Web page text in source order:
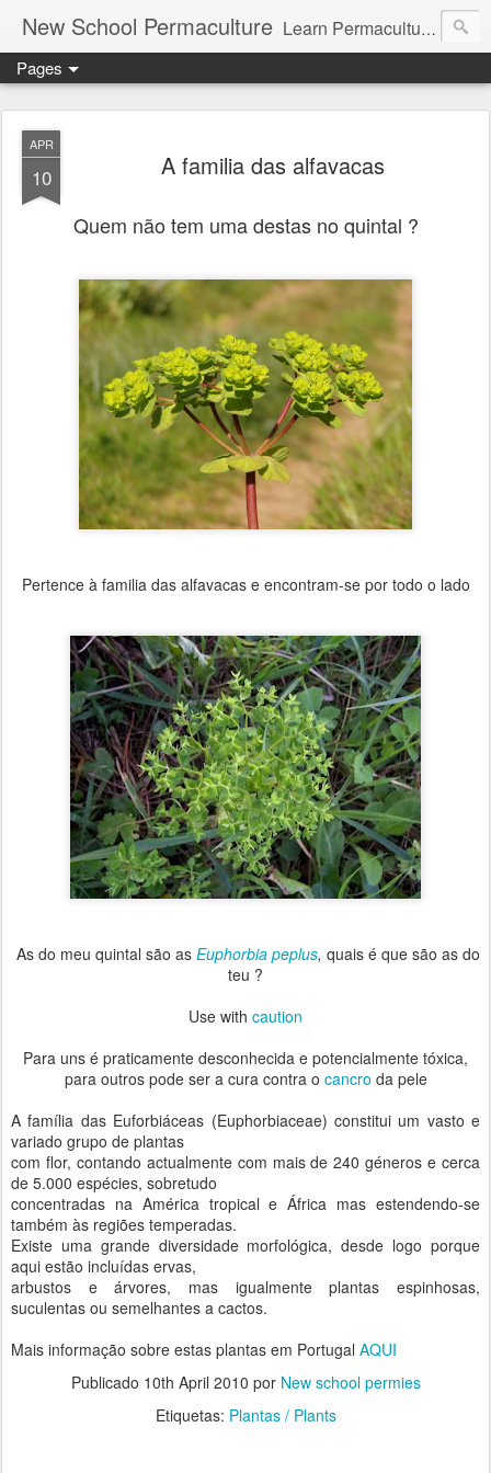
New School Permaculture Learn Permaculture Design Courses in Europe with Helder Valente, one of the original students of Bill Mollison the creator of Permaculture Design.
Pages
APR
10 A familia das alfavacas
Quem não tem uma destas no quintal ?
Pertence à familia das alfavacas e encontram-se por todo o lado
As do meu quintal são as Euphorbia peplus, quais é que são as do
teu ?
Use with caution
Para uns é praticamente desconhecida e potencialmente tóxica,
para outros pode ser a cura contra o cancro da pele
A família das Euforbiáceas (Euphorbiaceae) constitui um vasto e
variado grupo de plantas
com flor, contando actualmente com mais de 240 géneros e cerca
de 5.000 espécies, sobretudo
concentradas na América tropical e África mas estendendo-se
também às regiões temperadas.
Existe uma grande diversidade morfológica, desde logo porque
aqui estão incluídas ervas,
arbustos e árvores, mas igualmente plantas espinhosas,
suculentas ou semelhantes a cactos.
Mais informação sobre estas plantas em Portugal AQUI
Publicado 10th April 2010 por New school permies
Etiquetas: Plantas / Plants